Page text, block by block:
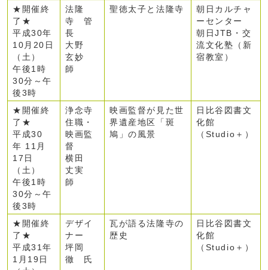
★開催終
了★
平成30年
10月20日
（土）
午後1時
30分～午
後3時
法隆
寺 管
長
大野
玄妙
師
聖徳太子と法隆寺
朝日カルチャ
ーセンター
朝日JTB・交
流文化塾（新
宿教室）
★開催終
了★
平成30
年 11月
17日
（土）
午後1時
30分～午
後3時
浄念寺
住職・
映画監
督
横田
丈実
師
映画監督が見た世
界遺産地区「斑
鳩」の風景
日比谷図書文
化館
（Studio＋）
★開催終
了★
平成31年
1月19日
デザイ
ナー
坪岡
徹 氏
瓦が語る法隆寺の
歴史
日比谷図書文
化館
（Studio＋）